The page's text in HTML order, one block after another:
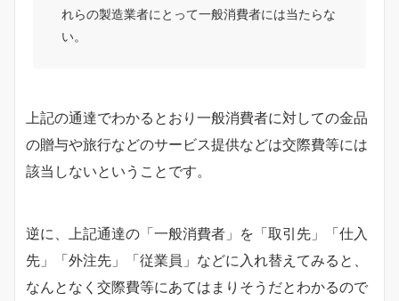
れらの製造業者にとって一般消費者には当たらな
い。
上記の通達でわかるとおり一般消費者に対しての金品
の贈与や旅行などのサービス提供などは交際費等には
該当しないということです。
逆に、上記通達の「一般消費者」を「取引先」「仕入
先」「外注先」「従業員」などに入れ替えてみると、
なんとなく交際費等にあてはまりそうだとわかるので